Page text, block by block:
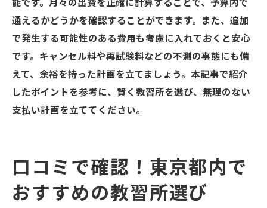
能です。月々の出費を正確に計算することで、予算内で
通えるかどうかを確認することができます。また、追加
で発生する可能性のある費用も考慮に入れておくと安心
です。キャンセル料や再試験料などの不測の事態にも備
えて、余裕を持った計画を立てましょう。本記事で紹介
したポイントを参考に、賢く教習所を選び、無理のない
支払い計画を立ててください。
口コミで確認！東京都内で
おすすめの教習所選び